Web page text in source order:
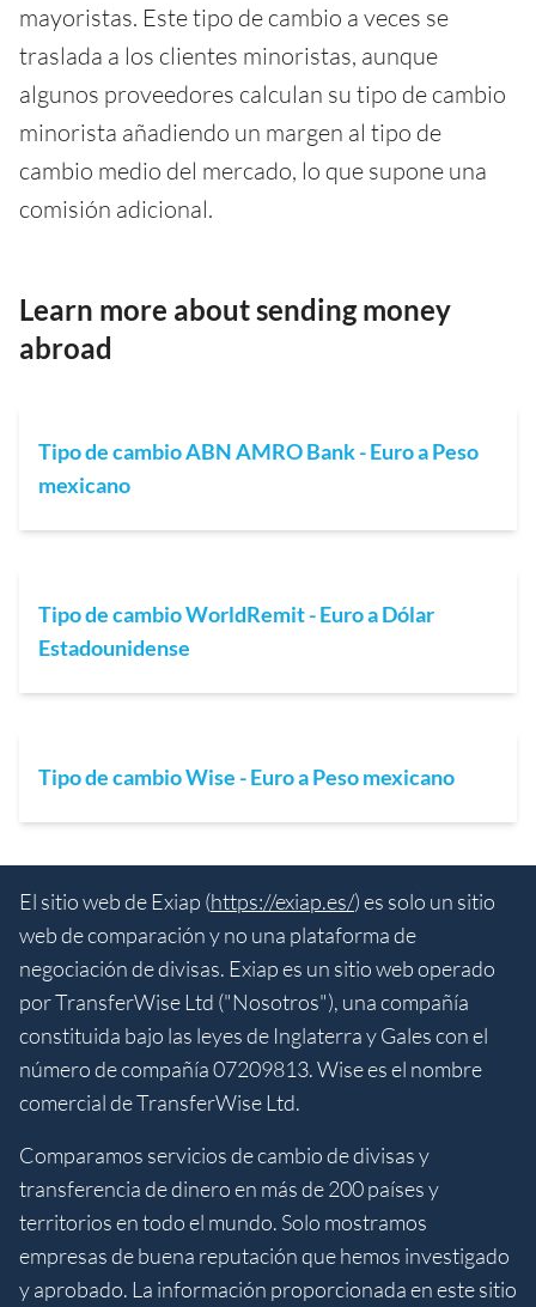
mayoristas. Este tipo de cambio a veces se
traslada a los clientes minoristas, aunque
algunos proveedores calculan su tipo de cambio
minorista añadiendo un margen al tipo de
cambio medio del mercado, lo que supone una
comisión adicional.
Learn more about sending money
abroad
Tipo de cambio ABN AMRO Bank - Euro a Peso
mexicano
Tipo de cambio WorldRemit - Euro a Dólar
Estadounidense
Tipo de cambio Wise - Euro a Peso mexicano
El sitio web de Exiap (https://exiap.es/) es solo un sitio
web de comparación y no una plataforma de
negociación de divisas. Exiap es un sitio web operado
por TransferWise Ltd ("Nosotros"), una compañía
constituida bajo las leyes de Inglaterra y Gales con el
número de compañía 07209813. Wise es el nombre
comercial de TransferWise Ltd.
Comparamos servicios de cambio de divisas y
transferencia de dinero en más de 200 países y
territorios en todo el mundo. Solo mostramos
empresas de buena reputación que hemos investigado
y aprobado. La información proporcionada en este sitio